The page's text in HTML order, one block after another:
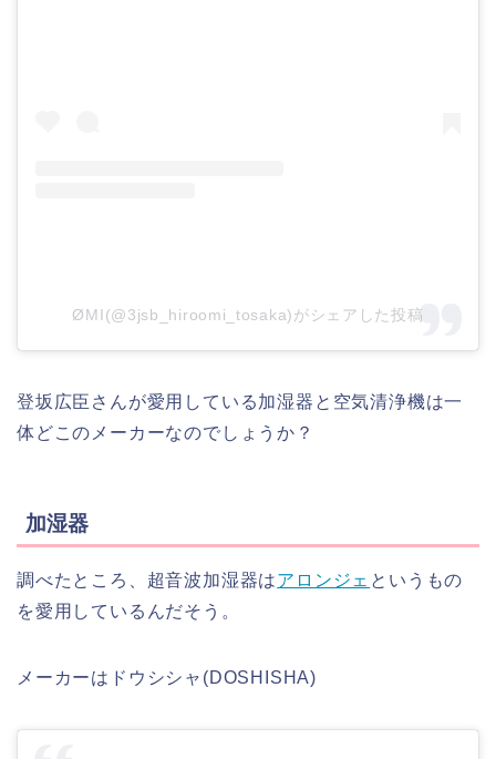
ØMI(@3jsb_hiroomi_tosaka)がシェアした投稿
登坂広臣さんが愛用している加湿器と空気清浄機は一
体どこのメーカーなのでしょうか？
加湿器
調べたところ、超音波加湿器はアロンジェ というもの
を愛用しているんだそう。
メーカーはドウシシャ(DOSHISHA)